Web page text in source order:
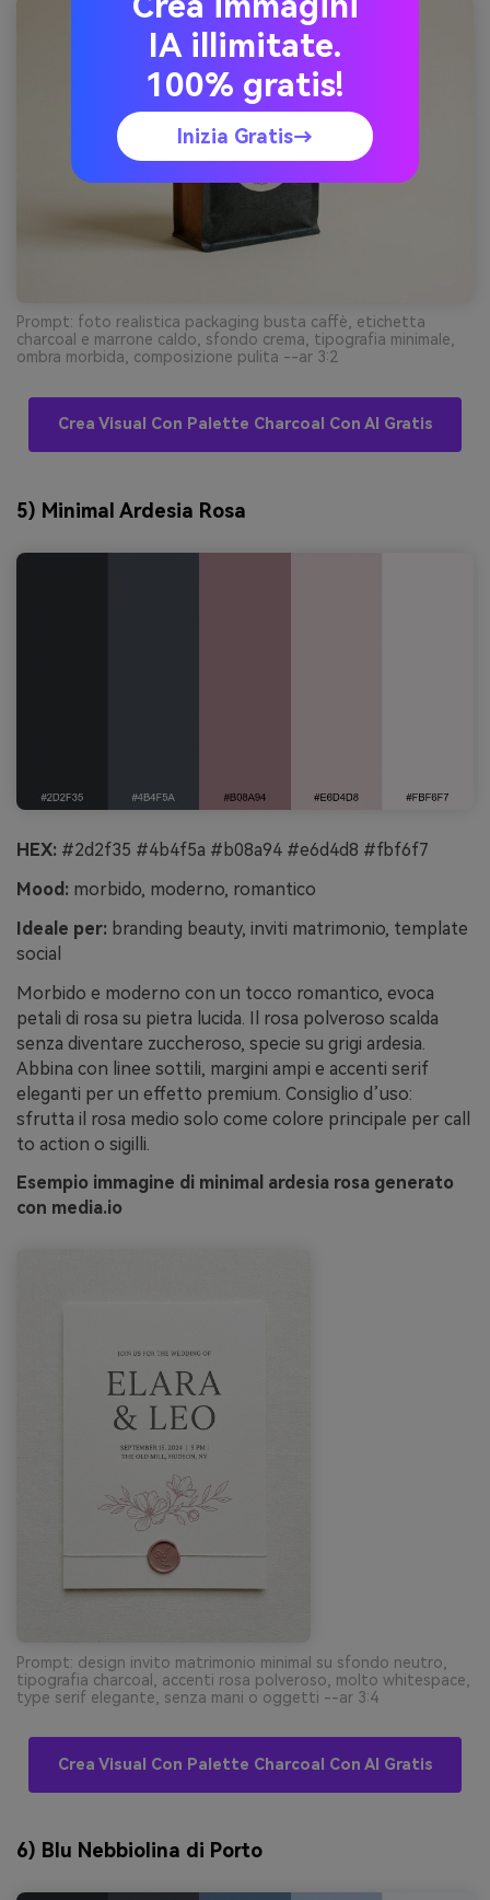
Prompt: foto realistica packaging busta caffè, etichetta
charcoal e marrone caldo, sfondo crema, tipografia minimale,
ombra morbida, composizione pulita --ar 3:2
Crea Visual Con Palette Charcoal Con AI Gratis
5) Minimal Ardesia Rosa
HEX: #2d2f35 #4b4f5a #b08a94 #e6d4d8 #fbf6f7
Mood: morbido, moderno, romantico
Ideale per: branding beauty, inviti matrimonio, template
social
Morbido e moderno con un tocco romantico, evoca
petali di rosa su pietra lucida. Il rosa polveroso scalda
senza diventare zuccheroso, specie su grigi ardesia.
Abbina con linee sottili, margini ampi e accenti serif
eleganti per un effetto premium. Consiglio d’uso:
sfrutta il rosa medio solo come colore principale per call
to action o sigilli.
Esempio immagine di minimal ardesia rosa generato
con media.io
Prompt: design invito matrimonio minimal su sfondo neutro,
tipografia charcoal, accenti rosa polveroso, molto whitespace,
type serif elegante, senza mani o oggetti --ar 3:4
Crea Visual Con Palette Charcoal Con AI Gratis
6) Blu Nebbiolina di Porto
IA illimitate.
100% gratis!
Inizia Gratis→